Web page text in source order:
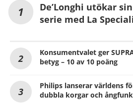
De’Longhi utökar
serie med La
Konsumentvalet ger
betyg – 10 av 10 poäng
Philips lanserar världens
dubbla korgar och